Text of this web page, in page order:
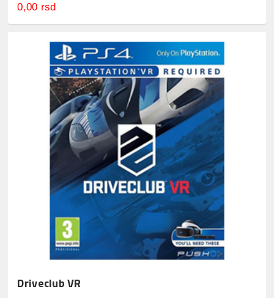
0,00 rsd
Driveclub VR